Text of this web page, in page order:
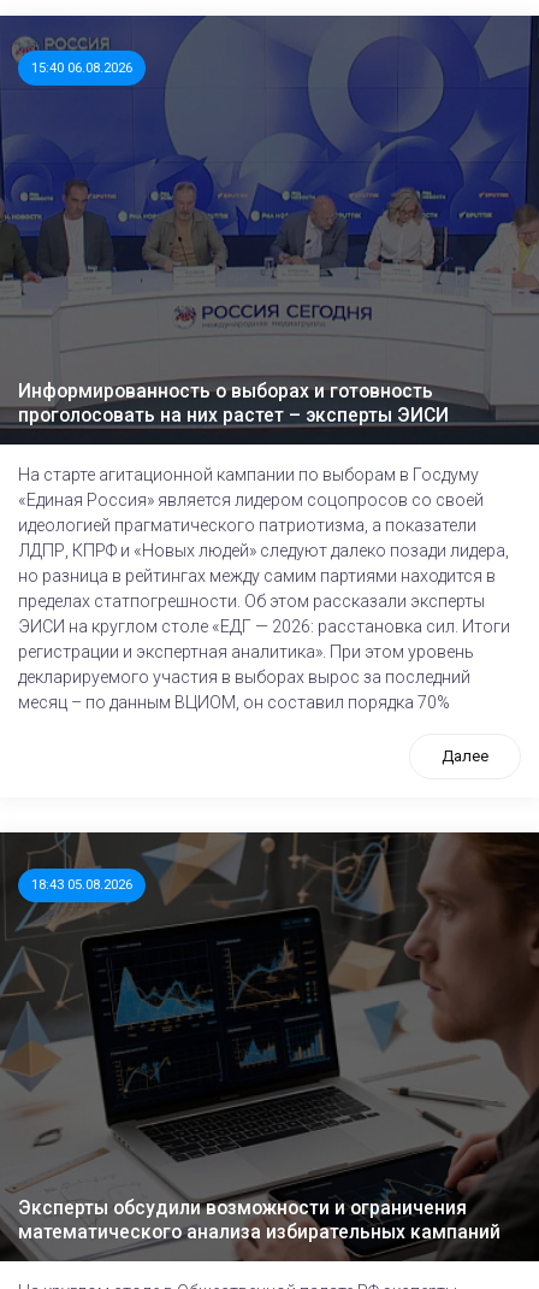
15:40 06.08.2026
Информированность о выборах и готовность
проголосовать на них растет – эксперты ЭИСИ
На старте агитационной кампании по выборам в Госдуму
«Единая Россия» является лидером соцопросов со своей
идеологией прагматического патриотизма, а показатели
ЛДПР, КПРФ и «Новых людей» следуют далеко позади лидера,
но разница в рейтингах между самим партиями находится в
пределах статпогрешности. Об этом рассказали эксперты
ЭИСИ на круглом столе «ЕДГ — 2026: расстановка сил. Итоги
регистрации и экспертная аналитика». При этом уровень
декларируемого участия в выборах вырос за последний
месяц – по данным ВЦИОМ, он составил порядка 70%
Далее
18:43 05.08.2026
Эксперты обсудили возможности и ограничения
математического анализа избирательных кампаний